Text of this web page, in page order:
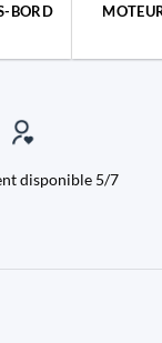
BORD
disponible 5/7